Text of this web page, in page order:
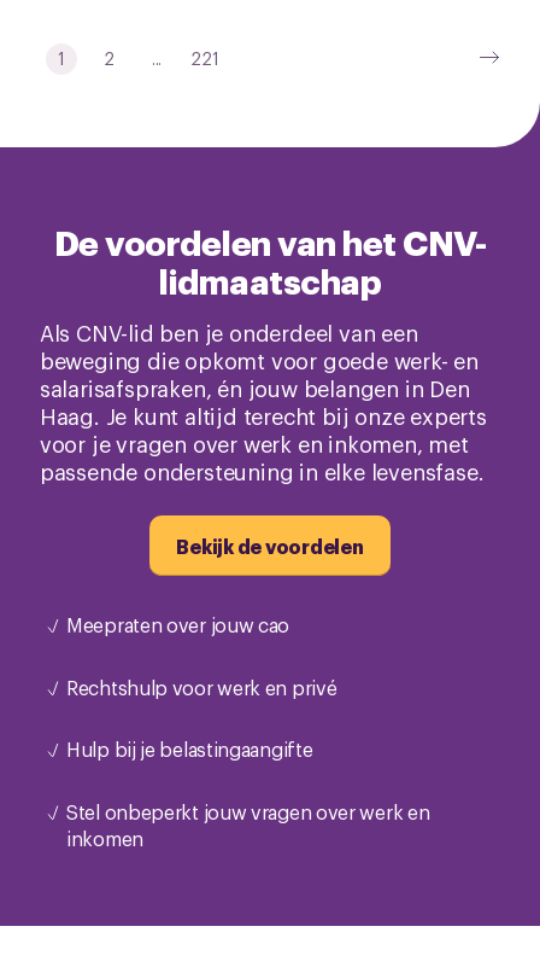
1 2 ... 221
De voordelen van het CNV-
lidmaatschap
Als CNV-lid ben je onderdeel van een
beweging die opkomt voor goede werk- en
salarisafspraken, én jouw belangen in Den
Haag. Je kunt altijd terecht bij onze experts
voor je vragen over werk en inkomen, met
passende ondersteuning in elke levensfase.
Bekijk de voordelen
Meepraten over jouw cao
Rechtshulp voor werk en privé
Hulp bij je belastingaangifte
Stel onbeperkt jouw vragen over werk en
inkomen